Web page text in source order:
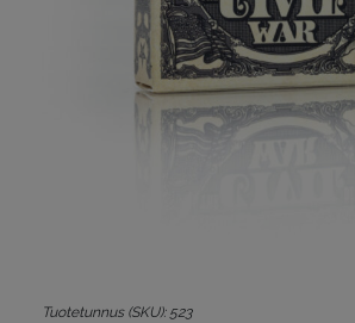
Tuotetunnus (SKU): 523